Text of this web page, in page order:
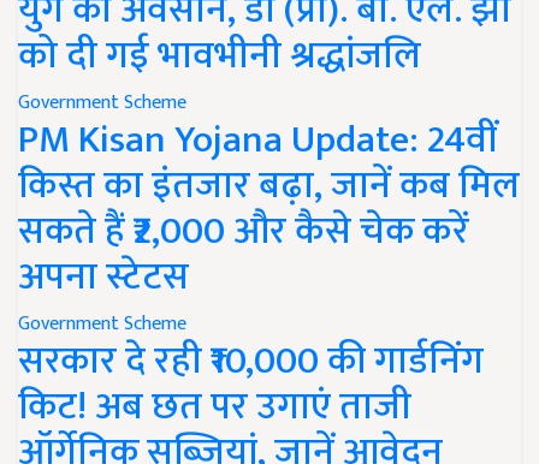
को दी गई भावभीनी श्रद्धांजलि
Government Scheme
PM Kisan Yojana Update: 24वीं
किस्त का इंतजार बढ़ा, जानें कब मिल
सकते हैं ₹2,000 और कैसे चेक करें
अपना स्टेटस
Government Scheme
सरकार दे रही ₹10,000 की गार्डनिंग
किट! अब छत पर उगाएं ताजी